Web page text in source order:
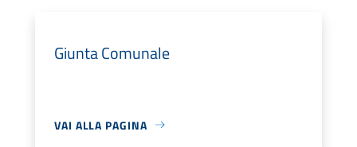
Giunta Comunale
VAI ALLA PAGINA